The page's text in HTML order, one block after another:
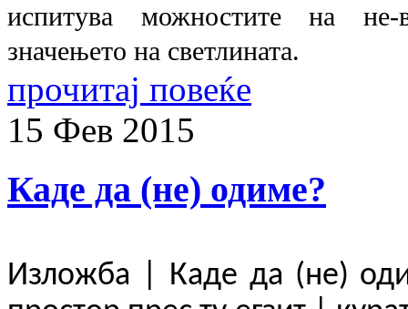
испитува можностите на не-
значењето на светлината.
прочитај повеќе
15 Фев 2015
Каде да (не) одиме?
Изложба
Каде да (не)